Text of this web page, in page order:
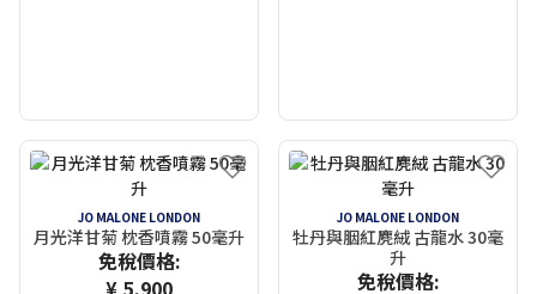
JO MALONE LONDON
月光洋甘菊 枕香噴霧 50毫升
免稅價格:
JO MALONE LONDON
牡丹與胭紅麂絨 古龍水 30毫
升
免稅價格: